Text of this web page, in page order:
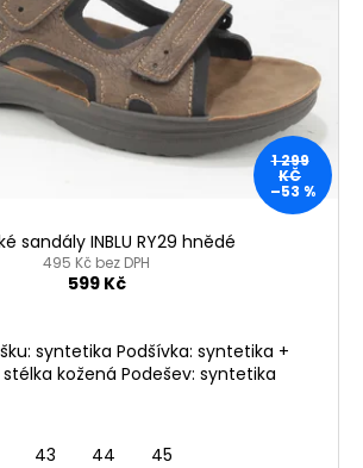
1 299
KČ
–53 %
sandály INBLU RY29 hnědé
495 Kč bez DPH
599 Kč
syntetika Podšívka: syntetika +
kožená Podešev: syntetika
43 44 45